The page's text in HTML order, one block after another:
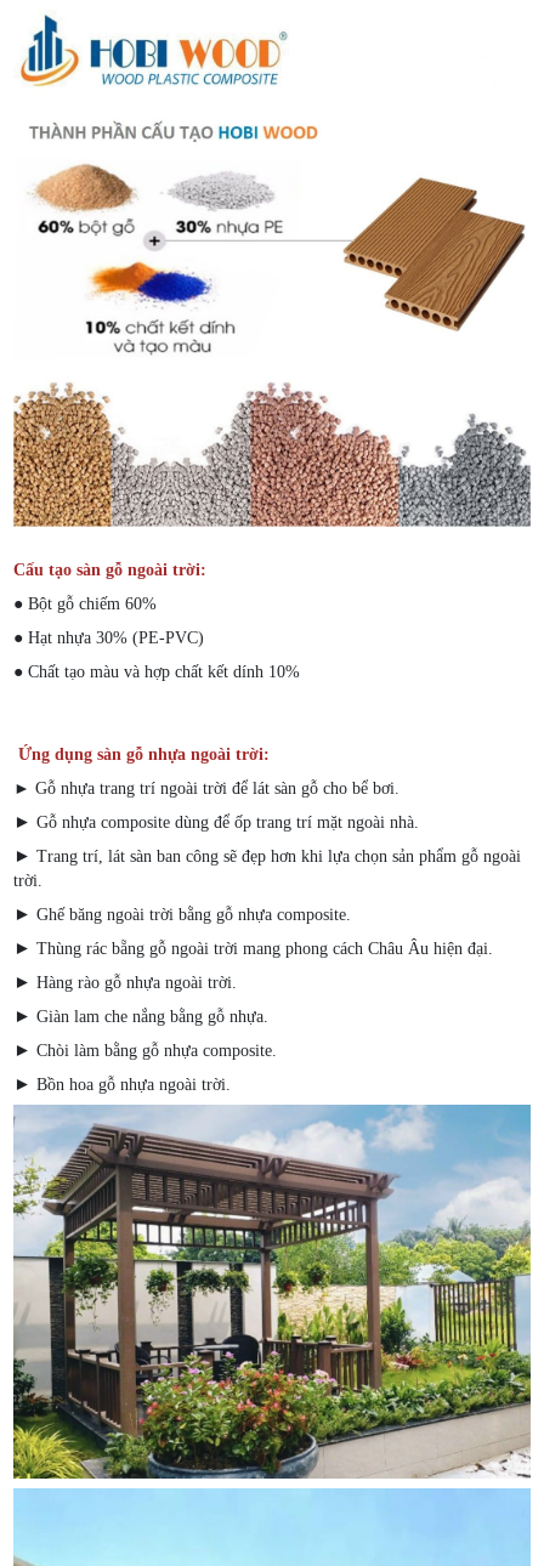
Cấu tạo sàn gỗ ngoài trời:
● Bột gỗ chiếm 60%
● Hạt nhựa 30% (PE-PVC)
● Chất tạo màu và hợp chất kết dính 10%
Ứng dụng sàn gỗ nhựa ngoài trời:
► Gỗ nhựa trang trí ngoài trời để lát sàn gỗ cho bể bơi.
►Gỗ nhựa composite dùng để ốp trang trí mặt ngoài nhà.
►Trang trí, lát sàn ban công sẽ đẹp hơn khi lựa chọn sản phẩm gỗ ngoài
trời.
►Ghế băng ngoài trời bằng gỗ nhựa composite.
►Thùng rác bẵng gỗ ngoài trời mang phong cách Châu Âu hiện đại.
►Hàng rào gỗ nhựa ngoài trời.
►Giàn lam che nắng bằng gỗ nhựa.
►Chòi làm bằng gỗ nhựa composite.
►Bồn hoa gỗ nhựa ngoài trời.